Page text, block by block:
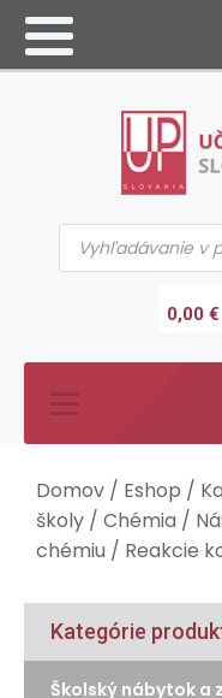
Products
search
0,00 €
Domov / Eshop /
školy / Chémia /
chémiu / Reakcie
Kategórie
Školský nábytok a